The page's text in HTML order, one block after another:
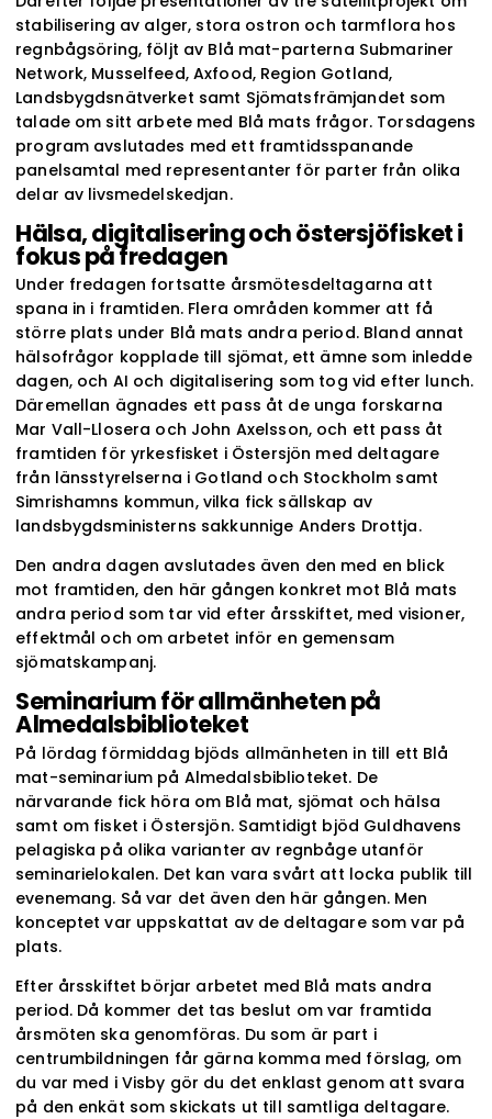
stabilisering av alger, stora ostron och tarmflora hos
regnbågsöring, följt av Blå mat-parterna Submariner
Network, Musselfeed, Axfood, Region Gotland,
Landsbygdsnätverket samt Sjömatsfrämjandet som
talade om sitt arbete med Blå mats frågor. Torsdagens
program avslutades med ett framtidsspanande
panelsamtal med representanter för parter från olika
delar av livsmedelskedjan.
Hälsa, digitalisering och östersjöfisket i
fokus på fredagen
Under fredagen fortsatte årsmötesdeltagarna att
spana in i framtiden. Flera områden kommer att få
större plats under Blå mats andra period. Bland annat
hälsofrågor kopplade till sjömat, ett ämne som inledde
dagen, och AI och digitalisering som tog vid efter lunch.
Däremellan ägnades ett pass åt de unga forskarna
Mar Vall-Llosera och John Axelsson, och ett pass åt
framtiden för yrkesfisket i Östersjön med deltagare
från länsstyrelserna i Gotland och Stockholm samt
Simrishamns kommun, vilka fick sällskap av
landsbygdsministerns sakkunnige Anders Drottja.
Den andra dagen avslutades även den med en blick
mot framtiden, den här gången konkret mot Blå mats
andra period som tar vid efter årsskiftet, med visioner,
effektmål och om arbetet inför en gemensam
sjömatskampanj.
Seminarium för allmänheten på
Almedalsbiblioteket
På lördag förmiddag bjöds allmänheten in till ett Blå
mat-seminarium på Almedalsbiblioteket. De
närvarande fick höra om Blå mat, sjömat och hälsa
samt om fisket i Östersjön. Samtidigt bjöd Guldhavens
pelagiska på olika varianter av regnbåge utanför
seminarielokalen. Det kan vara svårt att locka publik till
evenemang. Så var det även den här gången. Men
konceptet var uppskattat av de deltagare som var på
plats.
Efter årsskiftet börjar arbetet med Blå mats andra
period. Då kommer det tas beslut om var framtida
årsmöten ska genomföras. Du som är part i
centrumbildningen får gärna komma med förslag, om
du var med i Visby gör du det enklast genom att svara
på den enkät som skickats ut till samtliga deltagare.